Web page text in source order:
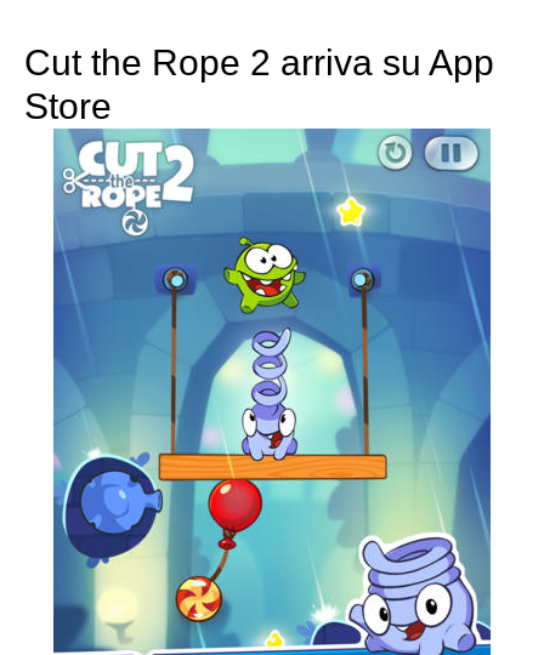
Cut the Rope 2 arriva su App
Store